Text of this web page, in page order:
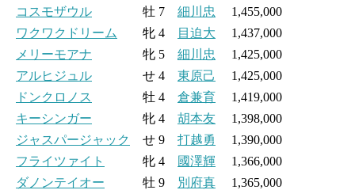
コスモザウル 牡 7 細川忠
1,455,000
ワクワクドリーム
牝 4 目迫大 1,437,000
メリーモアナ 牝 5 細川忠
1,425,000
アルヒジュル せ 4 東原己
1,425,000
ドンクロノス
牡 4 倉兼育 1,419,000
キーシンガー 牝 4 胡本友 1,398,000
ジャスパージャック
せ 9 打越勇
1,390,000
フライツァイト
牝 4 國澤輝 1,366,000
ダノンテイオー 牡 9 別府真 1,365,000